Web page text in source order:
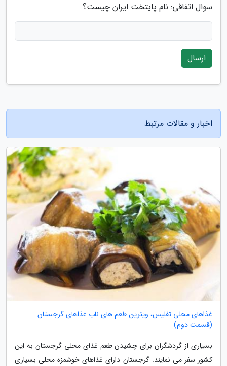
سوال اتفاقی: نام پایتخت ایران چیست؟
ارسال
اخبار و مقالات مرتبط
غذاهای محلی تفلیس، ویترین طعم های ناب غذاهای گرجستان
(قسمت دوم)
بسیاری از گردشگران برای چشیدن طعم غذای محلی گرجستان به این
کشور سفر می نمایند. گرجستان دارای غذاهای خوشمزه محلی بسیاری